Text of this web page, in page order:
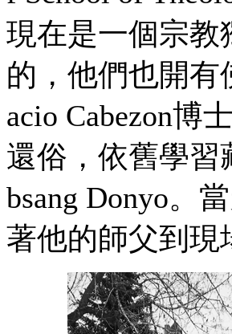
現在是一個宗教
的，他們也開有
acio Cabezon博
還俗，依舊學習
bsang Donyo。
著他的師父到現